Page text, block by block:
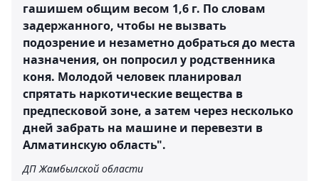
гашишем общим весом 1,6 г. По словам
задержанного, чтобы не вызвать
подозрение и незаметно добраться до места
назначения, он попросил у родственника
коня. Молодой человек планировал
спрятать наркотические вещества в
предпесковой зоне, а затем через несколько
дней забрать на машине и перевезти в
Алматинскую область".
ДП Жамбылской области